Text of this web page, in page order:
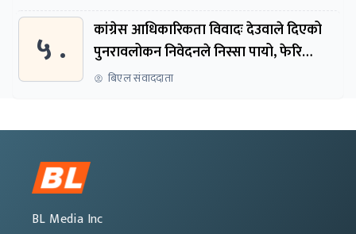
५ .
कांग्रेस आधिकारिकता विवादः देउवाले दिएको
पुनरावलोकन निवेदनले निस्सा पायो, फेरि
सुरुदेखि सुनुवाइ हुने
बिएल संवाददाता
BL Media Inc